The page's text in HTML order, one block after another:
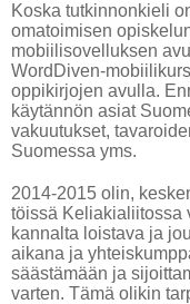
Koska tutkinnonkieli
omatoimisen
mobiilisovelluksen
WordDiven-
oppikirjojen avulla.
käytännön asiat
vakuutukset,
Suomessa yms.
2014-2015 olin,
töissä Keliakialiitossa
kannalta loistava ja
aikana ja
säästämään ja
varten. Tämä olikin